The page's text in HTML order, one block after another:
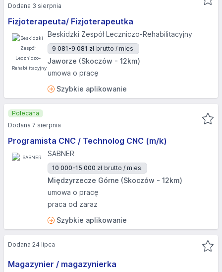
Fizjoterapeuta/ Fizjoterapeutka
Beskidzki Zespół Leczniczo-Rehabilitacyjny
9 081-9 081 zł brutto / mies.
Jaworze (Skoczów - 12km)
umowa o pracę
Szybkie aplikowanie
Dodana 3 sierpnia
Programista CNC / Technolog CNC (m/k)
SABNER
10 000-15 000 zł brutto / mies.
Międzyrzecze Górne (Skoczów - 12km)
umowa o pracę
praca od zaraz
Szybkie aplikowanie
Polecana
Dodana 7 sierpnia
Magazynier / magazynierka
Dodana 24 lipca